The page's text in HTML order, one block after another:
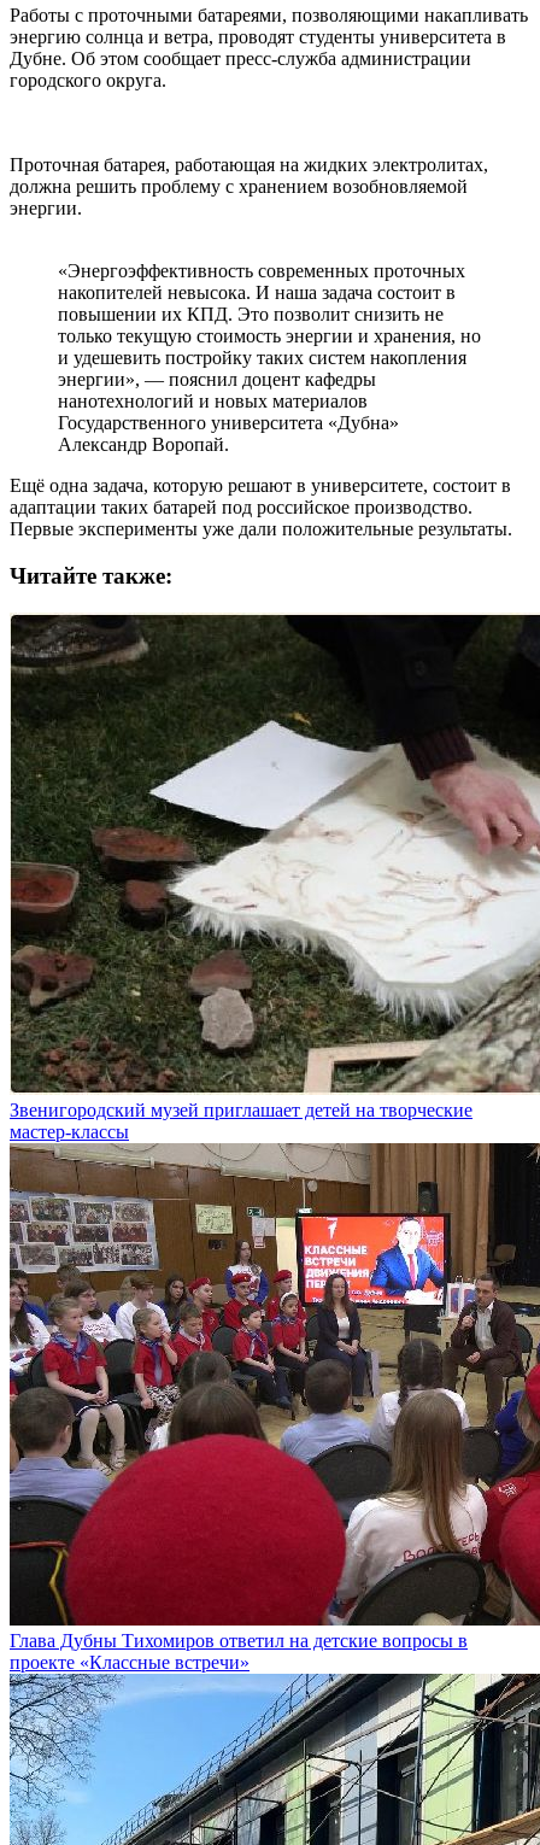
Работы с проточными батареями, позволяющими накапливать
энергию солнца и ветра, проводят студенты университета в
Дубне. Об этом сообщает пресс-служба администрации
городского округа.
Проточная батарея, работающая на жидких электролитах,
должна решить проблему с хранением возобновляемой
энергии.
«Энергоэффективность современных проточных
накопителей невысока. И наша задача состоит в
повышении их КПД. Это позволит снизить не
только текущую стоимость энергии и хранения, но
и удешевить постройку таких систем накопления
энергии», — пояснил доцент кафедры
нанотехнологий и новых материалов
Государственного университета «Дубна»
Александр Воропай.
Ещё одна задача, которую решают в университете, состоит в
адаптации таких батарей под российское производство.
Первые эксперименты уже дали положительные результаты.
Читайте также:
Звенигородский музей приглашает детей на творческие
мастер-классы
Глава Дубны Тихомиров ответил на детские вопросы в
проекте «Классные встречи»